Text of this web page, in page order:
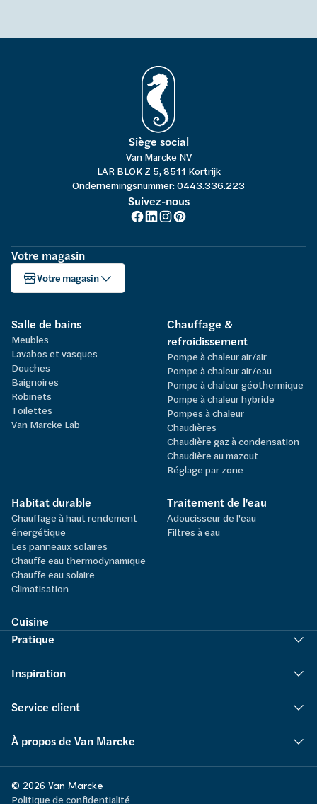
Siège social
Van Marcke NV
LAR BLOK Z 5, 8511 Kortrijk
Ondernemingsnummer: 0443.336.223
Suivez-nous
Votre magasin
Votre magasin
Salle de bains
Meubles
Lavabos et vasques
Douches
Baignoires
Robinets
Toilettes
Van Marcke Lab
Chauffage &
refroidissement
Pompe à chaleur air/air
Pompe à chaleur air/eau
Pompe à chaleur géothermique
Pompe à chaleur hybride
Pompes à chaleur
Chaudières
Chaudière gaz à condensation
Chaudière au mazout
Réglage par zone
Habitat durable
Chauffage à haut rendement
énergétique
Les panneaux solaires
Chauffe eau thermodynamique
Chauffe eau solaire
Climatisation
Traitement de l'eau
Adoucisseur de l'eau
Filtres à eau
Cuisine
Pratique
Inspiration
Service client
À propos de Van Marcke
© 2026 Van Marcke
Politique de confidentialité